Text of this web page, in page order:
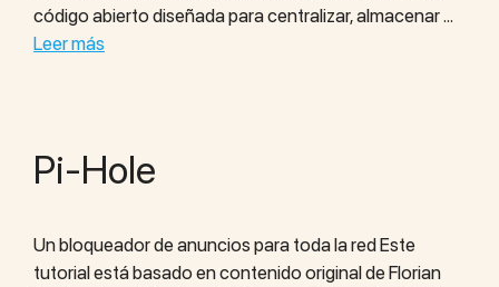
código abierto diseñada para centralizar, almacenar …
Leer más
Pi-Hole
Un bloqueador de anuncios para toda la red Este
tutorial está basado en contenido original de Florian